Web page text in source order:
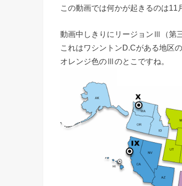
この動画では何かが起きるのは11
動画中しきりにリージョンⅢ（第
これはワシントンD.Cがある地区の
オレンジ色のⅢのとこですね。